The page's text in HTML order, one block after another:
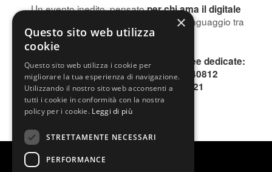
Un evento inedito, pensatoper chi ama il digitale
. Un nuovo linguaggio tra
palco e schermo.
Per informazioni, contattare le due linee dedicate:
INFOLINE 0200640813 o 0200640812
SMS o WhatsApp 344.1996621
×
Questo sito web utilizza
cookie
Questo sito web utilizza i cookie per
migliorare la tua esperienza di navigazione.
Utilizzando il nostro sito web acconsenti a
tutti i cookie in conformità con la nostra
policy per i cookie. Leggi di più
STRETTAMENTE NECESSARI
PERFORMANCE